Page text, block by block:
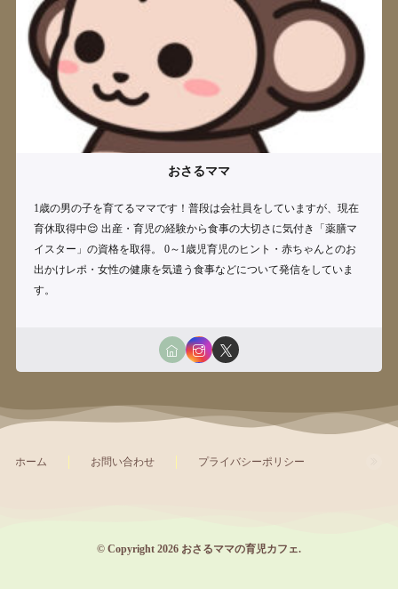
おさるママ
1歳の男の子を育てるママです！普段は会社員をしていますが、現在
育休取得中😌 出産・育児の経験から食事の大切さに気付き「薬膳マ
イスター」の資格を取得。 0～1歳児育児のヒント・赤ちゃんとのお
出かけレポ・女性の健康を気遣う食事などについて発信をしていま
す。
ホーム お問い合わせ プライバシーポリシー
© Copyright 2026 おさるママの育児カフェ.